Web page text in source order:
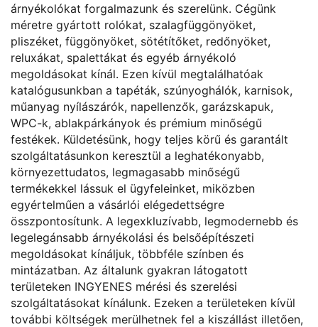
árnyékolókat forgalmazunk és szerelünk. Cégünk
méretre gyártott rolókat, szalagfüggönyöket,
pliszéket, függönyöket, sötétítőket, redőnyöket,
reluxákat, spalettákat és egyéb árnyékoló
megoldásokat kínál. Ezen kívül megtalálhatóak
katalógusunkban a tapéták, szúnyoghálók, karnisok,
műanyag nyílászárók, napellenzők, garázskapuk,
WPC-k, ablakpárkányok és prémium minőségű
festékek. Küldetésünk, hogy teljes körű és garantált
szolgáltatásunkon keresztül a leghatékonyabb,
környezettudatos, legmagasabb minőségű
termékekkel lássuk el ügyfeleinket, miközben
egyértelműen a vásárlói elégedettségre
összpontosítunk. A legexkluzívabb, legmodernebb és
legelegánsabb árnyékolási és belsőépítészeti
megoldásokat kínáljuk, többféle színben és
mintázatban. Az általunk gyakran látogatott
területeken INGYENES mérési és szerelési
szolgáltatásokat kínálunk. Ezeken a területeken kívül
további költségek merülhetnek fel a kiszállást illetően,